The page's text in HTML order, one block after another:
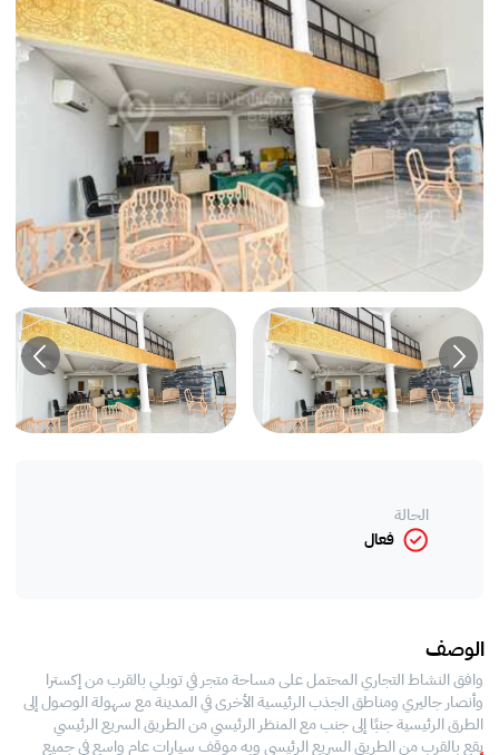
الحالة
فعال
الوصف
وافق النشاط التجاري المحتمل على مساحة متجر في توبلي بالقرب من إكسترا
وأنصار جاليري ومناطق الجذب الرئيسية الأخرى في المدينة مع سهولة الوصول إلى
الطرق الرئيسية جنبًا إلى جنب مع المنظر الرئيسي من الطريق السريع الرئيسي
يقع بالقرب من الطريق السريع الرئيسي وبه موقف سيارات عام واسع في جميع